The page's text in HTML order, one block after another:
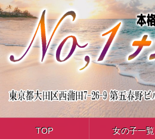
TOP 女の子一覧